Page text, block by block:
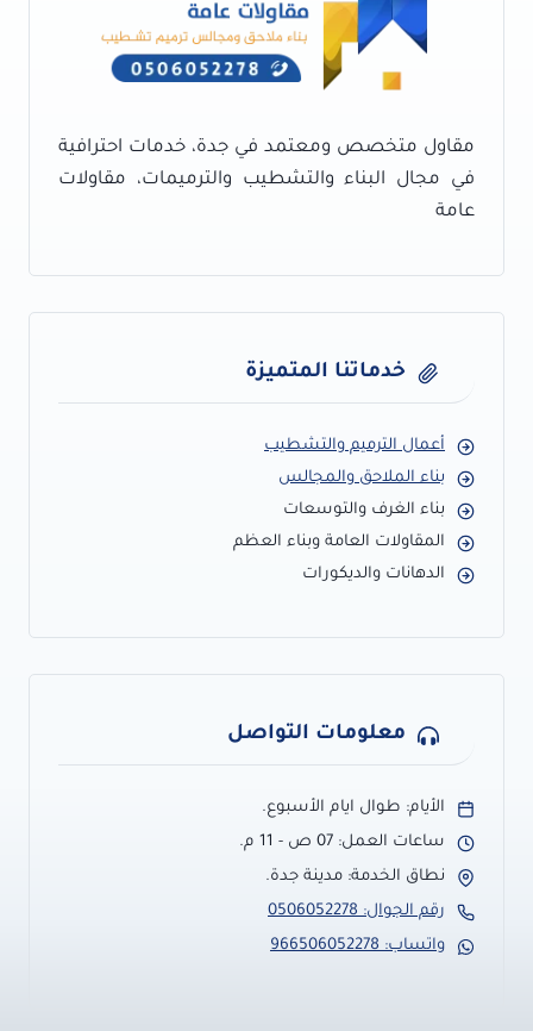
بلاط
تراكوتا
مقاول متخصص ومعتمد في جدة، خدمات احترافية
في مجال البناء والتشطيب والترميمات، مقاولات
عامة
خدماتنا المتميزة
أعمال الترميم والتشطيب
بناء الملاحق والمجالس
بناء الغرف والتوسعات
المقاولات العامة وبناء العظم
الدهانات والديكورات
معلومات التواصل
الأيام: طوال ايام الأسبوع.
ساعات العمل: 07 ص - 11 م.
نطاق الخدمة: مدينة جدة.
رقم الجوال: 0506052278
واتساب: 966506052278